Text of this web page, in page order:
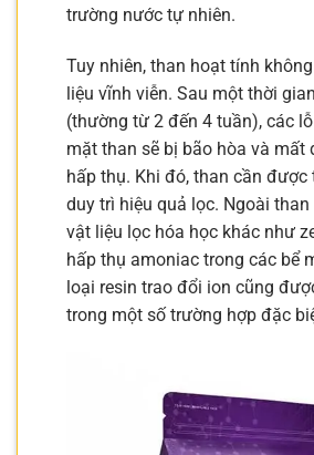
trường nước tự nhiên.
Tuy nhiên, than hoạt tính
liệu vĩnh viễn. Sau một thời
(thường từ 2 đến 4 tuần), các
mặt than sẽ bị bão hòa và mất
hấp thụ. Khi đó, than cần được
duy trì hiệu quả lọc. Ngoài
vật liệu lọc hóa học khác như
hấp thụ amoniac trong các bể
loại resin trao đổi ion cũng
trong một số trường hợp đặc